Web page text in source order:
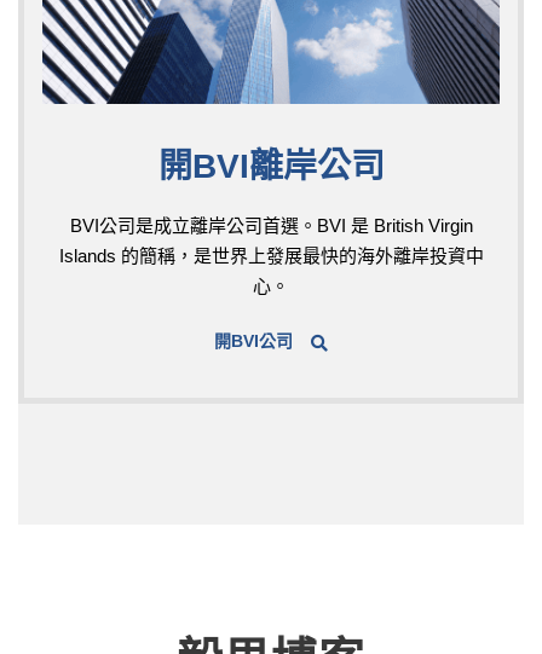
開BVI離岸公司
BVI公司是成立離岸公司首選。BVI 是 British Virgin
Islands 的簡稱，是世界上發展最快的海外離岸投資中
心。
開BVI公司